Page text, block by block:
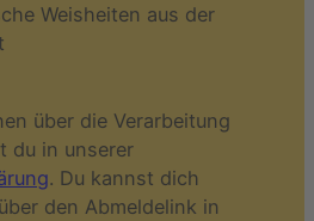
Weisheiten aus der
über die Verarbeitung
du in unserer
. Du kannst dich
den Abmeldelink in